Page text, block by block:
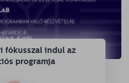
fókusszal indul az
programja